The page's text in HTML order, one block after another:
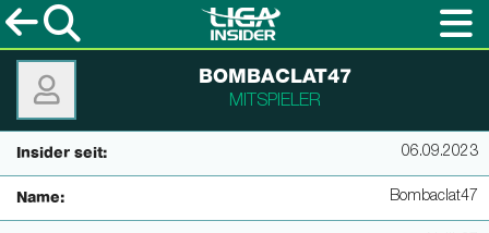
BOMBACLAT47
MITSPIELER
Insider seit: 06.09.2023
Name: Bombaclat47